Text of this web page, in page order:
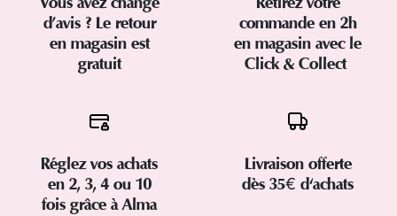
d’avis ? Le retour
en magasin est
gratuit
commande en 2h
en magasin avec le
Click & Collect
Réglez vos achats
en 2, 3, 4 ou 10
fois grâce à Alma
Livraison offerte
dès 35€ d'achats